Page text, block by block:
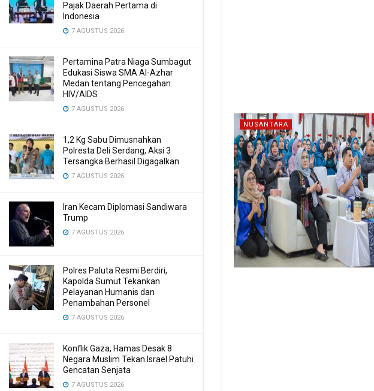
Pajak Daerah Pertama di
Indonesia
7 AGUSTUS 2026
Pertamina Patra Niaga Sumbagut
Edukasi Siswa SMA Al-Azhar
Medan tentang Pencegahan
HIV/AIDS
7 AGUSTUS 2026
1,2 Kg Sabu Dimusnahkan
Polresta Deli Serdang, Aksi 3
Tersangka Berhasil Digagalkan
7 AGUSTUS 2026
Iran Kecam Diplomasi Sandiwara
Trump
7 AGUSTUS 2026
Polres Paluta Resmi Berdiri,
Kapolda Sumut Tekankan
Pelayanan Humanis dan
Penambahan Personel
7 AGUSTUS 2026
Konflik Gaza, Hamas Desak 8
Negara Muslim Tekan Israel Patuhi
Gencatan Senjata
7 AGUSTUS 2026
NUSANTARA